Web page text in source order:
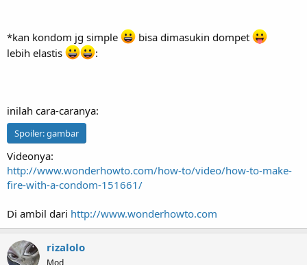
*kan kondom jg simple
bisa dimasukin dompet
lebih elastis
:
inilah cara-caranya:
Spoiler:gambar
Videonya:
http://www.wonderhowto.com/how-to/video/how-to-make-
fire-with-a-condom-151661/
Di ambil dari http://www.wonderhowto.com
rizalolo
Mod